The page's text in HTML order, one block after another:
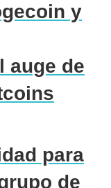
y
auge de
para
de